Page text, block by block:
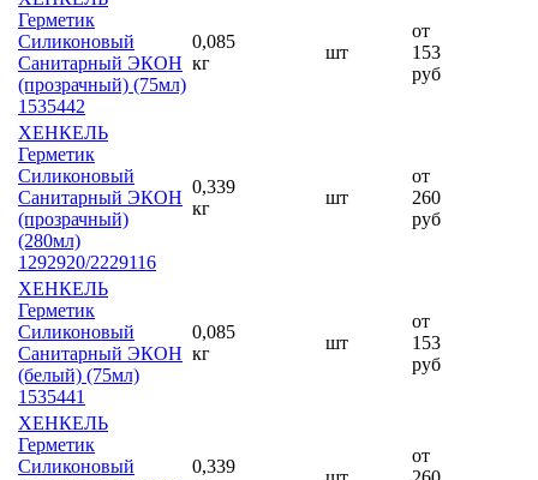
Герметик
Силиконовый
Санитарный ЭКОН
(прозрачный) (75мл)
1535442
0,085
кг
шт
от
153
руб
ХЕНКЕЛЬ
Герметик
Силиконовый
Санитарный ЭКОН
(прозрачный)
(280мл)
1292920/2229116
0,339
кг
шт
от
260
руб
ХЕНКЕЛЬ
Герметик
Силиконовый
Санитарный ЭКОН
(белый) (75мл)
1535441
0,085
кг
шт
от
153
руб
ХЕНКЕЛЬ
Герметик
Силиконовый
0,339
от